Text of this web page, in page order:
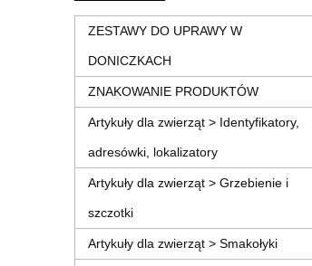
ZESTAWY DO UPRAWY W
DONICZKACH
ZNAKOWANIE PRODUKTÓW
Artykuły dla zwierząt > Identyfikatory,
adresówki, lokalizatory
Artykuły dla zwierząt > Grzebienie i
szczotki
Artykuły dla zwierząt > Smakołyki